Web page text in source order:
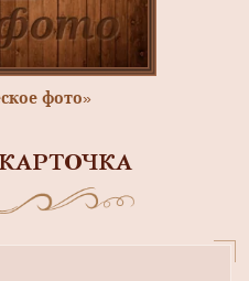
фото»